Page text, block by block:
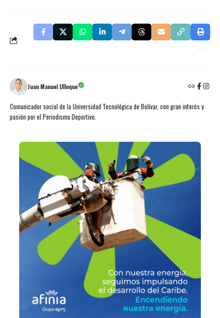
Juan Manuel Ulloque
Comunicador social de la Universidad Tecnológica de Bolívar, con gran interés y
pasión por el Periodismo Deportivo.